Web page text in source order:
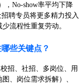
，No-show率平均下降
聘专员将更多精力投入
流程性重复劳动。
些关键点？
招、社招、多岗位、用
、岗位需求拆解）、